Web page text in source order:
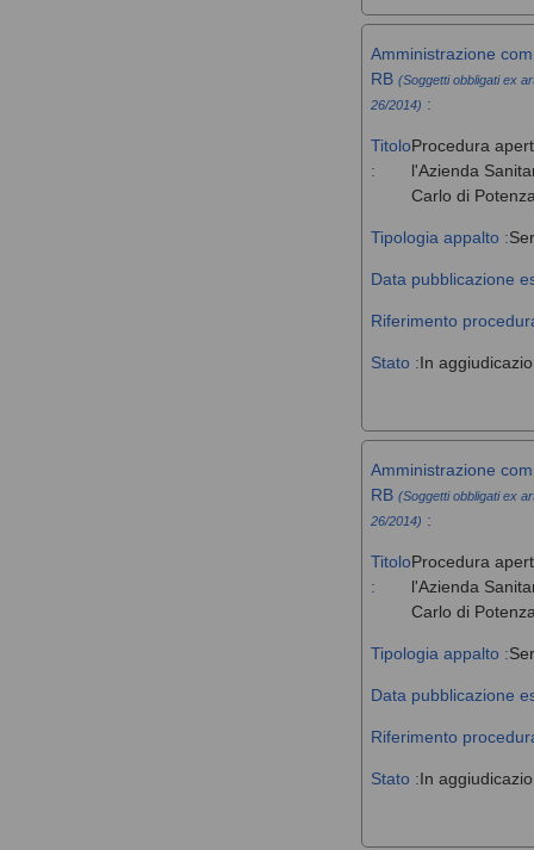
Amministrazione
RB (Soggetti obbligati ex
26/2014) :
Titolo
:
Procedura
l'Azienda
Carlo di
Tipologia appalto :
Data pubblicazione
Riferimento
Stato :In
Amministrazione
RB (Soggetti obbligati ex
26/2014) :
Titolo
:
Procedura
l'Azienda
Carlo di
Tipologia appalto :
Data pubblicazione
Riferimento
Stato :In